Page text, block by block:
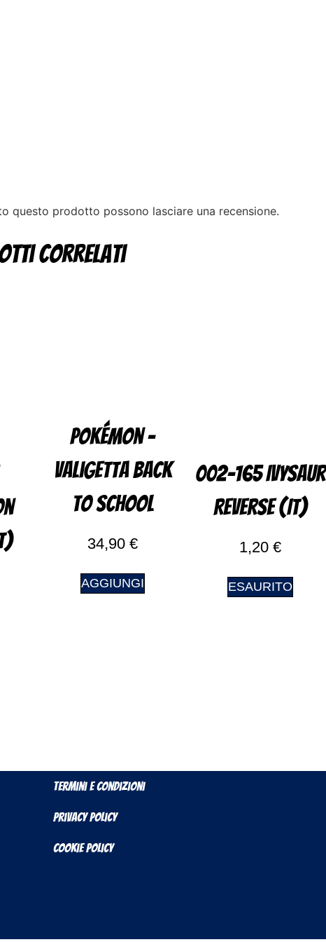
questo prodotto possono lasciare una recensione.
correlati
Pokémon –
Valigetta Back
to School
34,90€
AGGIUNGI
002-165 Ivysaur
Reverse (IT)
1,20 €
ESAURITO
Termini e Condizioni
Privacy Policy
Cookie Policy